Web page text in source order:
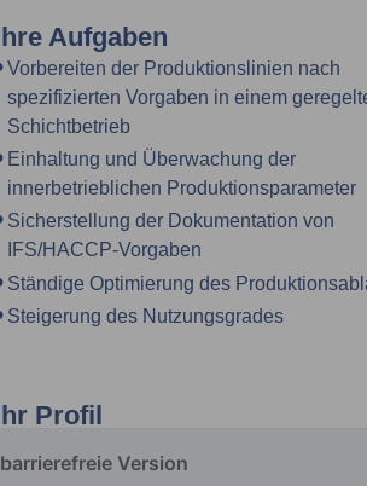
barrierefreie Version